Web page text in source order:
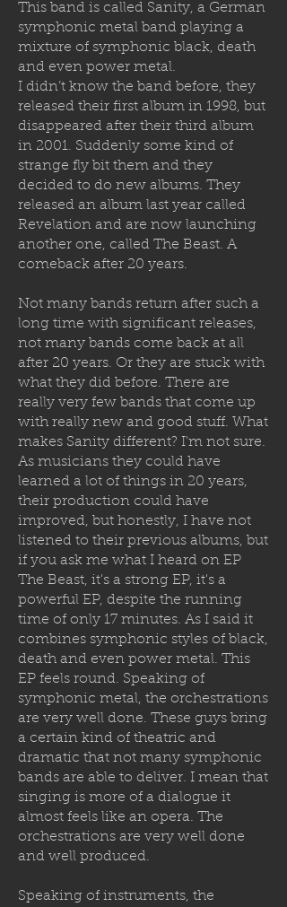
This band is called Sanity, a German
symphonic metal band playing a
mixture of symphonic black, death
and even power metal.
I didn’t know the band before, they
released their first album in 1998, but
disappeared after their third album
in 2001. Suddenly some kind of
strange fly bit them and they
decided to do new albums. They
released an album last year called
Revelation and are now launching
another one, called The Beast. A
comeback after 20 years.
Not many bands return after such a
long time with significant releases,
not many bands come back at all
after 20 years. Or they are stuck with
what they did before. There are
really very few bands that come up
with really new and good stuff. What
makes Sanity different? I'm not sure.
As musicians they could have
learned a lot of things in 20 years,
their production could have
improved, but honestly, I have not
listened to their previous albums, but
if you ask me what I heard on EP
The Beast, it's a strong EP, it's a
powerful EP, despite the running
time of only 17 minutes. As I said it
combines symphonic styles of black,
death and even power metal. This
EP feels round. Speaking of
symphonic metal, the orchestrations
are very well done. These guys bring
a certain kind of theatric and
dramatic that not many symphonic
bands are able to deliver. I mean that
singing is more of a dialogue it
almost feels like an opera. The
orchestrations are very well done
and well produced.
Speaking of instruments, the